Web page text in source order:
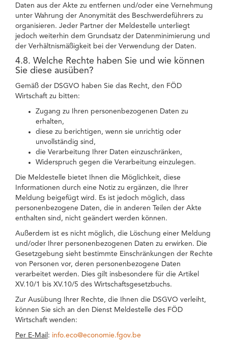
Daten aus der Akte zu entfernen und/oder eine Vernehmung
unter Wahrung der Anonymität des Beschwerdeführers zu
organisieren. Jeder Partner der Meldestelle unterliegt
jedoch weiterhin dem Grundsatz der Datenminimierung und
der Verhältnismäßigkeit bei der Verwendung der Daten.
4.8. Welche Rechte haben Sie und wie können
Sie diese ausüben?
Gemäß der DSGVO haben Sie das Recht, den FÖD
Wirtschaft zu bitten:
Zugang zu Ihren personenbezogenen Daten zu
erhalten,
diese zu berichtigen, wenn sie unrichtig oder
unvollständig sind,
die Verarbeitung Ihrer Daten einzuschränken,
Widerspruch gegen die Verarbeitung einzulegen.
Die Meldestelle bietet Ihnen die Möglichkeit, diese
Informationen durch eine Notiz zu ergänzen, die Ihrer
Meldung beigefügt wird. Es ist jedoch möglich, dass
personenbezogene Daten, die in anderen Teilen der Akte
enthalten sind, nicht geändert werden können.
Außerdem ist es nicht möglich, die Löschung einer Meldung
und/oder Ihrer personenbezogenen Daten zu erwirken. Die
Gesetzgebung sieht bestimmte Einschränkungen der Rechte
von Personen vor, deren personenbezogene Daten
verarbeitet werden. Dies gilt insbesondere für die Artikel
XV.10/1 bis XV.10/5 des Wirtschaftsgesetzbuchs.
Zur Ausübung Ihrer Rechte, die Ihnen die DSGVO verleiht,
können Sie sich an den Dienst Meldestelle des FÖD
Wirtschaft wenden:
Per E-Mail : info.eco@economie.fgov.be